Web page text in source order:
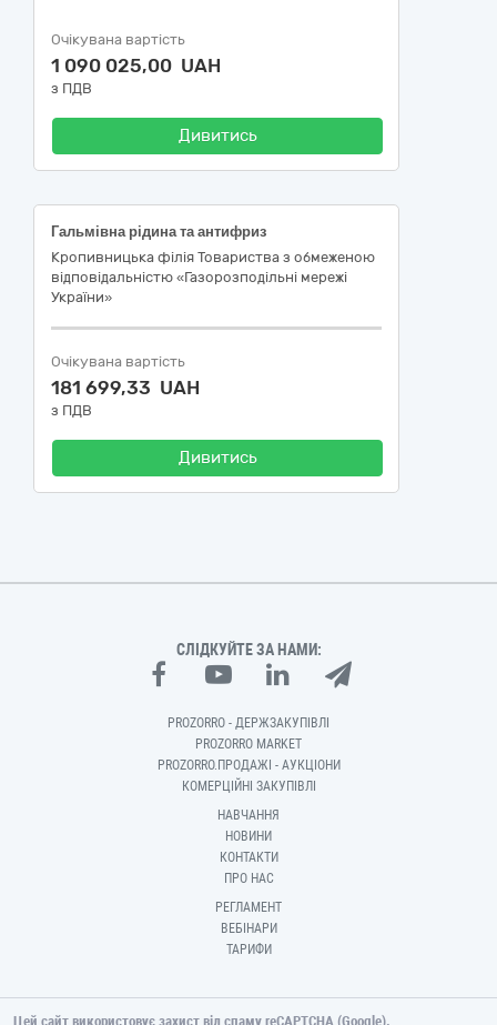
Очікувана вартість
1 090 025,00 UAH
з ПДВ
Дивитись
Гальмівна рідина та антифриз
Кропивницька філія Товариства з обмеженою
відповідальністю «Газорозподільні мережі
України»
Очікувана вартість
181 699,33 UAH
з ПДВ
Дивитись
СЛІДКУЙТЕ ЗА НАМИ:
PROZORRO - ДЕРЖЗАКУПІВЛІ
PROZORRO MARKET
PROZORRO.ПРОДАЖІ - АУКЦІОНИ
КОМЕРЦІЙНІ ЗАКУПІВЛІ
НАВЧАННЯ
НОВИНИ
КОНТАКТИ
ПРО НАС
РЕГЛАМЕНТ
ВЕБІНАРИ
ТАРИФИ
Цей сайт використовує захист від спаму reCAPTCHA (Google).